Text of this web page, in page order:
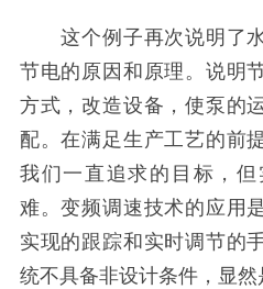
这个例子再次说明了水
节电的原因和原理。说明
方式，改造设备，使泵的
配。在满足生产工艺的前
我们一直追求的目标，
难。变频调速技术的应用
实现的跟踪和实时调节的
统不具备非设计条件，显然